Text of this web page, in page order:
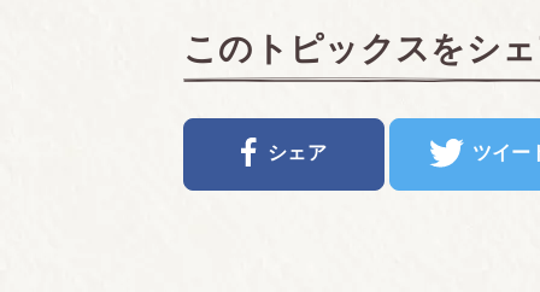
このトピックスをシ
シェア ツイー